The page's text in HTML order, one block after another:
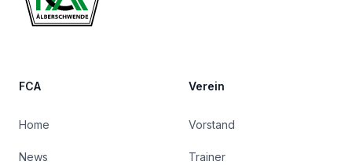
FCA
Home
News
Verein
Vorstand
Trainer